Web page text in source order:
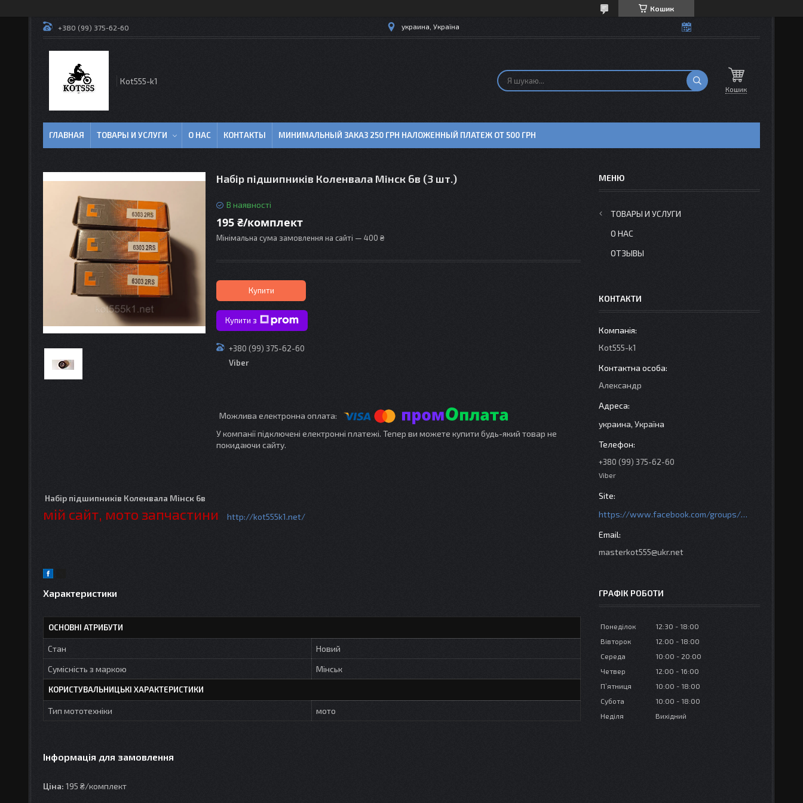
Кошик
+380 (99) 375-62-60 украина, Україна
Кot555-k1
Кошик
ГЛАВНАЯ ТОВАРЫ И УСЛУГИ О НАС КОНТАКТЫ МИНИМАЛЬНЫЙ ЗАКАЗ 250 ГРН НАЛОЖЕННЫЙ ПЛАТЕЖ ОТ 500 ГРН
Набір підшипників Коленвала Мінск 6в (3 шт.)
В наявності
195 ₴/комплект
Мінімальна сума замовлення на сайті — 400 ₴
Купити
Купити з
+380 (99) 375-62-60
Viber
У компанії підключені електронні платежі. Тепер ви можете купити будь-який товар не
покидаючи сайту.
Набір підшипників Коленвала Мінск 6в
мій сайт, мото запчастини http://kot555k1.net/
Характеристики
ОСНОВНІ АТРИБУТИ
Стан
Новий
Сумісність з маркою
Мінськ
КОРИСТУВАЛЬНИЦЬКІ ХАРАКТЕРИСТИКИ
Тип мототехніки мото
Інформація для замовлення
Ціна: 195 ₴/комплект
ТОВАРЫ И УСЛУГИ
О НАС
ОТЗЫВЫ
КОНТАКТИ
Кot555-k1
Александр
украина, Україна
+380 (99) 375-62-60
Viber
https://www.facebook.com/groups/httpsmotoshara.net
masterkot555@ukr.net
ГРАФІК РОБОТИ
Понеділок 12:30
18:00
Вівторок
12:00
18:00
Середа
10:00
20:00
Четвер
12:00
16:00
Пʼятниця
10:00
18:00
Субота
10:00
18:00
Неділя
Вихідний